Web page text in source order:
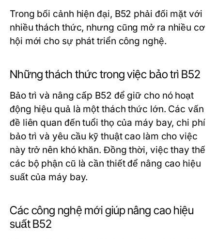
Trong bối cảnh hiện đại, B52 phải đối mặt với
nhiều thách thức, nhưng cũng mở ra nhiều cơ
hội mới cho sự phát triển công nghệ.
Những thách thức trong việc bảo trì B52
Bảo trì và nâng cấp B52 để giữ cho nó hoạt
động hiệu quả là một thách thức lớn. Các vấn
đề liên quan đến tuổi thọ của máy bay, chi phí
bảo trì và yêu cầu kỹ thuật cao làm cho việc
này trở nên khó khăn. Đồng thời, việc thay thế
các bộ phận cũ là cần thiết để nâng cao hiệu
suất của máy bay.
Các công nghệ mới giúp nâng cao hiệu
suất B52